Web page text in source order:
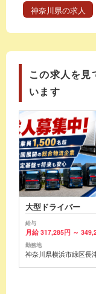
神奈川県の求人
この求人を見
います
大型ドライバー
給与
月給 317,285円 ～
勤務地
神奈川県横浜市緑区長